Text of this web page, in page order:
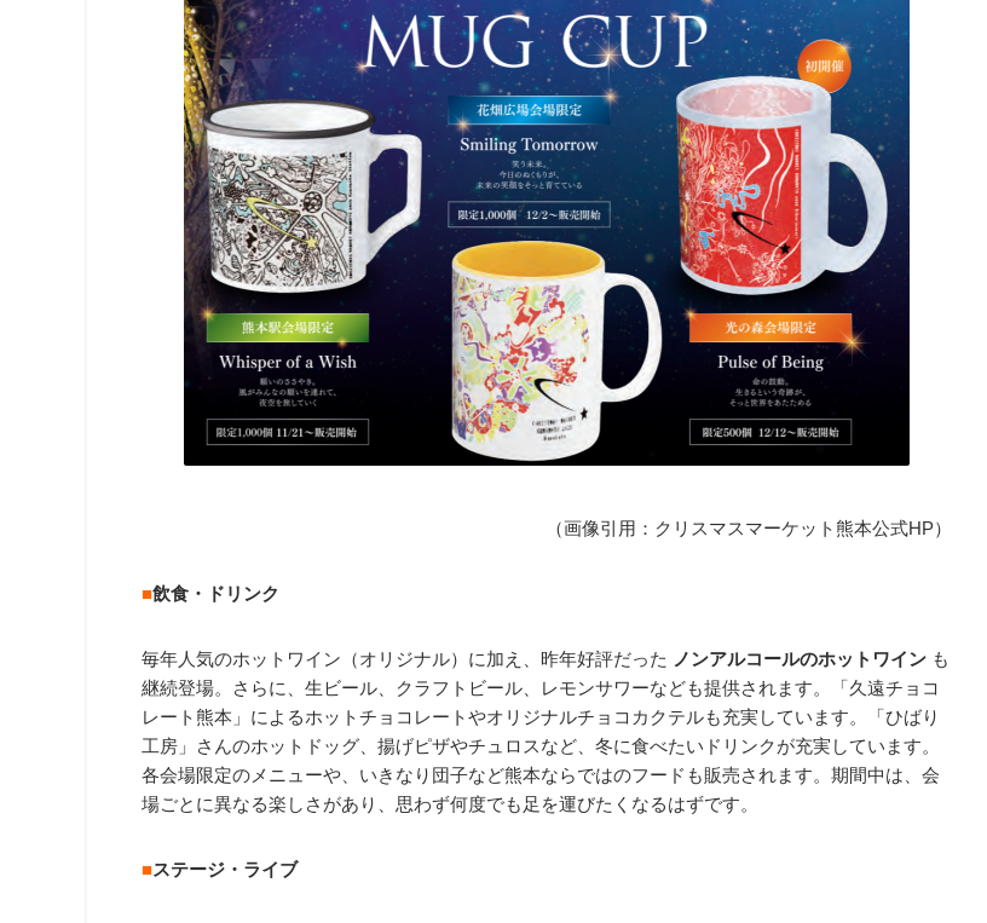
（画像引用：クリスマスマーケット熊本公式HP）
■飲食・ドリンク
毎年人気のホットワイン（オリジナル）に加え、昨年好評だった ノンアルコールのホットワイン も
継続登場。さらに、生ビール、クラフトビール、レモンサワーなども提供されます。「久遠チョコ
レート熊本」によるホットチョコレートやオリジナルチョコカクテルも充実しています。「ひばり
工房」さんのホットドッグ、揚げピザやチュロスなど、冬に食べたいドリンクが充実しています。
各会場限定のメニューや、いきなり団子など熊本ならではのフードも販売されます。期間中は、会
場ごとに異なる楽しさがあり、思わず何度でも足を運びたくなるはずです。
■ステージ・ライブ